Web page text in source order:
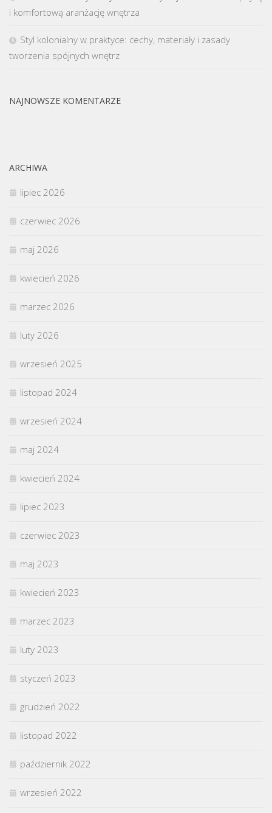
i komfortową aranżację wnętrza
Styl kolonialny w praktyce: cechy, materiały i zasady
tworzenia spójnych wnętrz
NAJNOWSZE KOMENTARZE
ARCHIWA
lipiec 2026
czerwiec 2026
maj 2026
kwiecień 2026
marzec 2026
luty 2026
wrzesień 2025
listopad 2024
wrzesień 2024
maj 2024
kwiecień 2024
lipiec 2023
czerwiec 2023
maj 2023
kwiecień 2023
marzec 2023
luty 2023
styczeń 2023
grudzień 2022
listopad 2022
październik 2022
wrzesień 2022